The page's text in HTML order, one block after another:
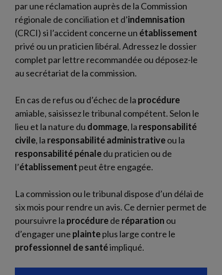
par une réclamation auprès de la Commission
régionale de conciliation et d’indemnisation
(CRCI) si l’accident concerne un établissement
privé ou un praticien libéral. Adressez le dossier
complet par lettre recommandée ou déposez-le
au secrétariat de la commission.
En cas de refus ou d’échec de la procédure
amiable, saisissez le tribunal compétent. Selon le
lieu et la nature du dommage, la responsabilité
civile, la responsabilité administrativeou la
responsabilité pénaledu praticien ou de
l’établissement peut être engagée.
La commission ou le tribunal dispose d’un délai de
six mois pour rendre un avis. Ce dernier permet de
poursuivre la procédurede réparation ou
d’engager une plainteplus large contre le
professionnel de santéimpliqué.